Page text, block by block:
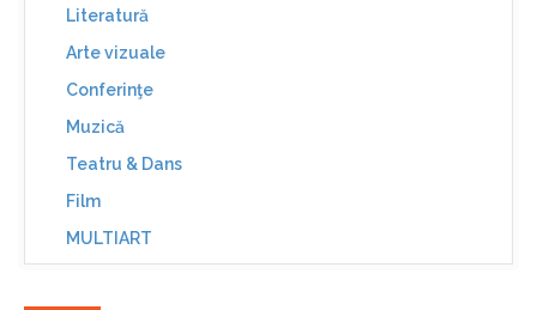
Literatură
Arte vizuale
Conferinţe
Muzică
Teatru & Dans
Film
MULTIART